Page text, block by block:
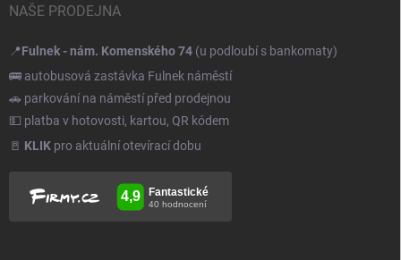
NAŠE PRODEJNA
📍Fulnek - nám. Komenského 74 (u podloubí s bankomaty)
🚌 autobusová zastávka Fulnek náměstí
🚗 parkování na náměstí před prodejnou
💵 platba v hotovosti, kartou, QR kódem
🚪 KLIK pro aktuální otevírací dobu